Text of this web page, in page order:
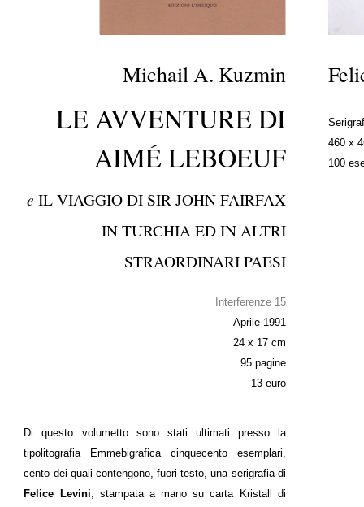
Michail A. Kuzmin
LE AVVENTURE DI
AIMÉ LEBOEUF
e IL VIAGGIO DI SIR JOHN FAIRFAX
IN TURCHIA ED IN ALTRI
STRAORDINARI PAESI
Interferenze 15
Aprile 1991
24 x 17 cm
95 pagine
13 euro
Di questo volumetto sono stati ultimati presso la
tipolitografia Emmebigrafica cinquecento esemplari,
cento dei quali contengono, fuori testo, una serigrafia di
Felice Levini, stampata a mano su carta Kristall di
460 x
100